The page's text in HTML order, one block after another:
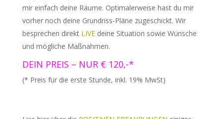
mir einfach deine Räume. Optimalerweise hast du mir
vorher noch deine Grundriss-Pläne zugeschickt. Wir
besprechen direkt LIVEdeine Situation sowie Wünsche
und mögliche Maßnahmen.
DEIN PREIS – NUR € 120,-*
(* Preis für die erste Stunde, inkl. 19% MwSt)